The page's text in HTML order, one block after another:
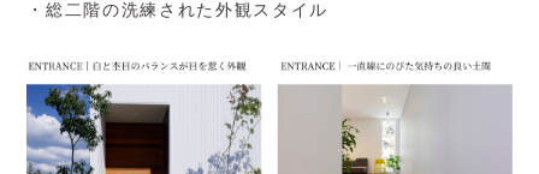
・総二階の洗練された外観スタイル